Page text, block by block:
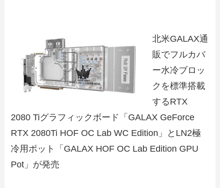
北米GALAX通
販でフルカバ
ー水冷ブロッ
クを標準搭載
するRTX
2080 Tiグラフィックボード「GALAX GeForce
RTX 2080Ti HOF OC Lab WC Edition」とLN2極
冷用ポット「GALAX HOF OC Lab Edition GPU
Pot」が発売